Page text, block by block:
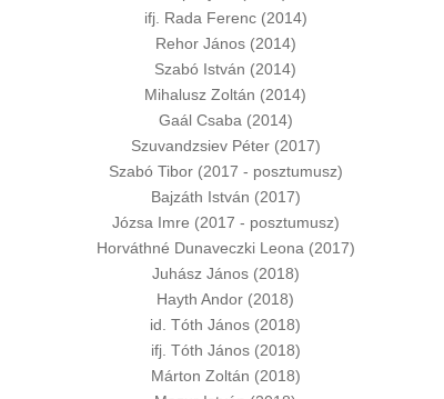
ifj. Rada Ferenc (2014)
Rehor János (2014)
Szabó István (2014)
Mihalusz Zoltán (2014)
Gaál Csaba (2014)
Szuvandzsiev Péter (2017)
Szabó Tibor (2017 - posztumusz)
Bajzáth István (2017)
Józsa Imre (2017 - posztumusz)
Horváthné Dunaveczki Leona (2017)
Juhász János (2018)
Hayth Andor (2018)
id. Tóth János (2018)
ifj. Tóth János (2018)
Márton Zoltán (2018)